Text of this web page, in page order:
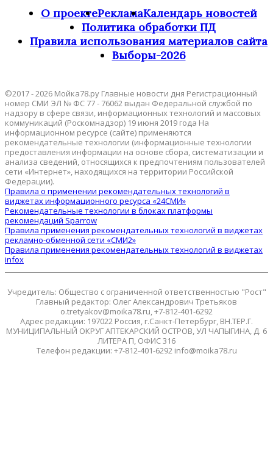
О проектеРекламаКалендарь новостей
Политика обработки ПД
Правила использования материалов сайта
Выборы-2026
©2017 - 2026 Мойка78.ру Главные новости дня Регистрационный
номер СМИ ЭЛ № ФС 77 - 76062 выдан Федеральной службой по
надзору в сфере связи, информационных технологий и массовых
коммуникаций (Роскомнадзор) 19 июня 2019 года На
информационном ресурсе (сайте) применяются
рекомендательные технологии (информационные технологии
предоставления информации на основе сбора, систематизации и
анализа сведений, относящихся к предпочтениям пользователей
сети «Интернет», находящихся на территории Российской
Федерации).
Правила о применении рекомендательных технологий в
виджетах информационного ресурса «24СМИ»
Рекомендательные технологии в блоках платформы
рекомендаций Sparrow
Правила применения рекомендательных технологий в виджетах
рекламно-обменной сети «СМИ2»
Правила применения рекомендательных технологий в виджетах
infox
Учредитель: Общество с ограниченной ответственностью "Рост"
Главный редактор: Олег Александрович Третьяков
o.tretyakov@moika78.ru, +7-812-401-6292
Адрес редакции: 197022 Россия, г.Санкт-Петербург, ВН.ТЕР.Г.
МУНИЦИПАЛЬНЫЙ ОКРУГ АПТЕКАРСКИЙ ОСТРОВ, УЛ ЧАПЫГИНА, Д. 6
ЛИТЕРА П, ОФИС 316
Телефон редакции: +7-812-401-6292 info@moika78.ru